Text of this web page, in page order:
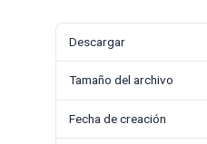
Descargar
Tamaño del archivo
Fecha de creación